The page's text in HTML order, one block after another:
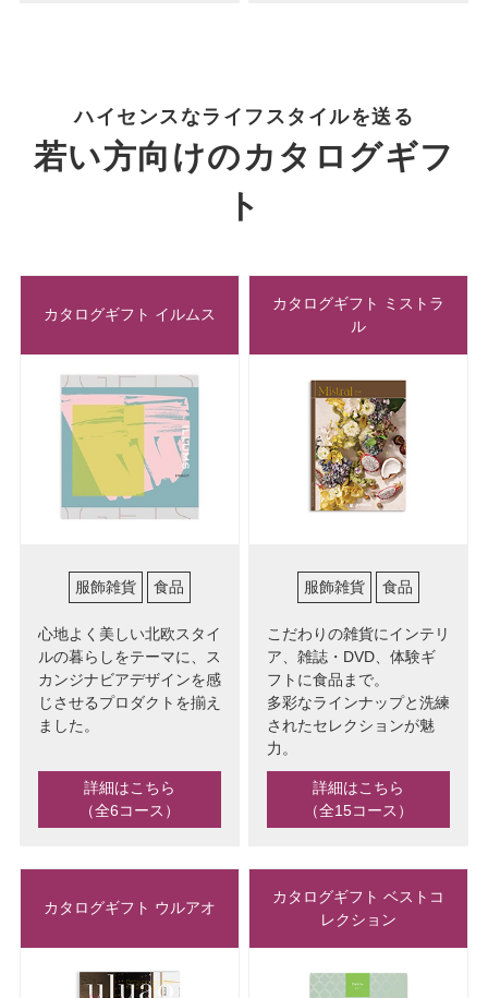
ハイセンスなライフスタイルを送る
若い方向けのカタログギフ
ト
カタログギフト イルムス
服飾雑貨 食品
心地よく美しい北欧スタイ
ルの暮らしをテーマに、ス
カンジナビアデザインを感
じさせるプロダクトを揃え
ました。
詳細はこちら
（全6コース）
カタログギフト ミストラ
ル
服飾雑貨 食品
こだわりの雑貨にインテリ
ア、雑誌・DVD、体験ギ
フトに食品まで。
多彩なラインナップと洗練
されたセレクションが魅
力。
詳細はこちら
（全15コース）
カタログギフト ウルアオ
カタログギフト ベストコ
レクション